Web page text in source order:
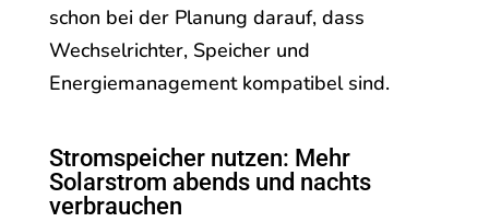
schon bei der Planung darauf, dass
Wechselrichter, Speicher und
Energiemanagement kompatibel sind.
Stromspeicher nutzen: Mehr
Solarstrom abends und nachts
verbrauchen